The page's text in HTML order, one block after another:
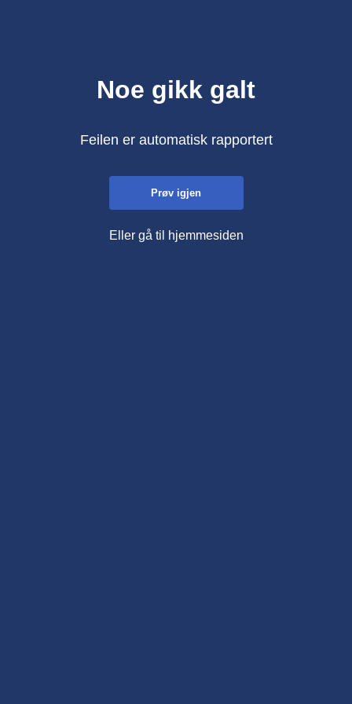
Noe gikk galt
Feilen er automatisk rapportert
Prøv igjen
Eller gå til hjemmesiden